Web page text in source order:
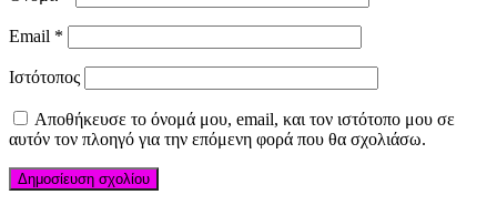
Email *
Ιστότοπος
Αποθήκευσε το όνομά μου, email, και τον ιστότοπο μου σε
αυτόν τον πλοηγό για την επόμενη φορά που θα σχολιάσω.